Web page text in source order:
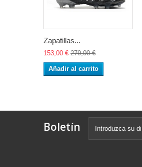
Zapatillas...
153,00 € 279,00 €
Añadir al carrito
Boletín